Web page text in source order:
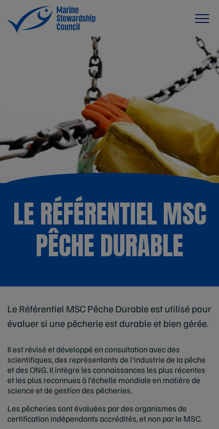
LE RÉFÉRENTIEL MSC
PÊCHE DURABLE
Le Référentiel MSC Pêche Durable est utilisé pour
évaluer si une pêcherie est durable et bien gérée.
Il est révisé et développé en consultation avec des
scientifiques, des représentants de l'industrie de la pêche
et des ONG. Il intègre les connaissances les plus récentes
et les plus reconnues à l’échelle mondiale en matière de
science et de gestion des pêcheries.
Les pêcheries sont évaluées par des organismes de
certification indépendants accrédités, et non par le MSC.